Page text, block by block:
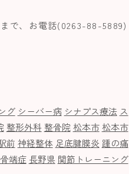
で、お電話(0263-88-5889)
グ シーバー病 シナプス療法 ス
整形外科 整骨院 松本市 松本市
前 神経整体 足底腱膜炎 踵の痛
端症 長野県 関節トレーニング